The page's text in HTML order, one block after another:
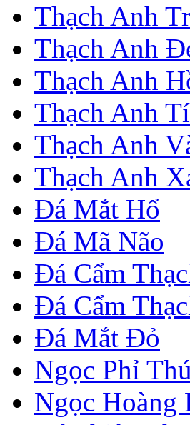
Thạch Anh
Thạch Anh
Thạch Anh
Thạch Anh
Thạch Anh
Thạch Anh
Đá Mắt Hổ
Đá Mã Não
Đá Cẩm
Đá Cẩm
Đá Mắt Đỏ
Ngọc Phỉ
Ngọc Hoàng